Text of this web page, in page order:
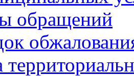
обращений